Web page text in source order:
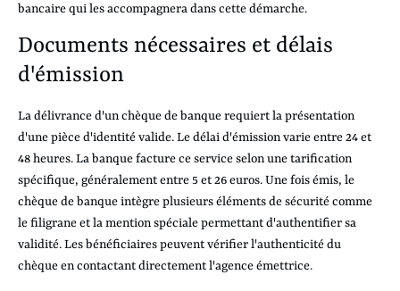
bancaire qui les accompagnera dans cette démarche.
Documents nécessaires et délais
d'émission
La délivrance d'un chèque de banque requiert la présentation
d'une pièce d'identité valide. Le délai d'émission varie entre 24 et
48 heures. La banque facture ce service selon une tarification
spécifique, généralement entre 5 et 26 euros. Une fois émis, le
chèque de banque intègre plusieurs éléments de sécurité comme
le filigrane et la mention spéciale permettant d'authentifier sa
validité. Les bénéficiaires peuvent vérifier l'authenticité du
chèque en contactant directement l'agence émettrice.